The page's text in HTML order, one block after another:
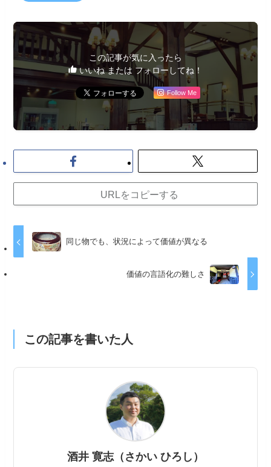
この記事が気に入ったら
いいね または フォローしてね！
Follow Me
URLをコピーする
同じ物でも、状況によって価値が異なる
価値の言語化の難しさ
この記事を書いた人
酒井 寛志（さかい ひろし）